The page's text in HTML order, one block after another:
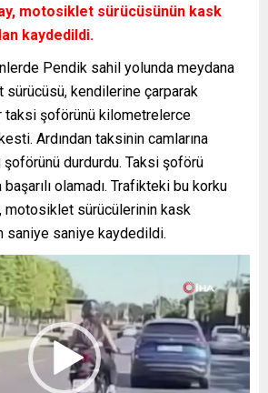
motosiklet sürücüsünün kask
kaydedildi.
Pendik sahil yolunda meydana
kendilerine çarparak
taksi şoförünü kilometrelerce
Ardından taksinin camlarına
durdurdu. Taksi şoförü
olamadı. Trafikteki bu korku
motosiklet sürücülerinin kask
saniye saniye kaydedildi.